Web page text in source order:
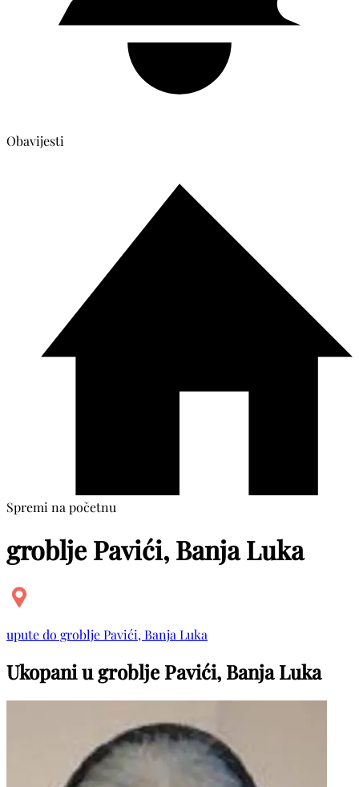
Obavijesti
Spremi na početnu
groblje Pavići, Banja Luka
upute do groblje Pavići, Banja Luka
Ukopani u groblje Pavići, Banja Luka